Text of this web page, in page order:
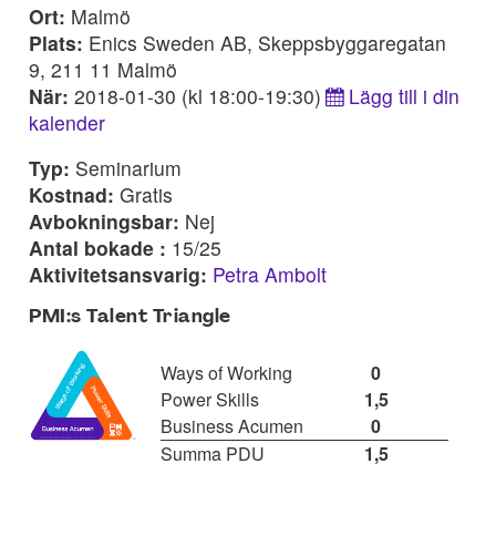
Ort: Malmö
Plats: Enics Sweden AB, Skeppsbyggaregatan
9, 211 11 Malmö
När: 2018-01-30 (kl 18:00-19:30)
Lägg till i din
kalender
Typ: Seminarium
Kostnad: Gratis
Avbokningsbar: Nej
Antal bokade : 15/25
Aktivitetsansvarig: Petra Ambolt
PMI:s Talent Triangle
Ways of Working
0
Power Skills
1,5
Business Acumen
0
Summa PDU
1,5